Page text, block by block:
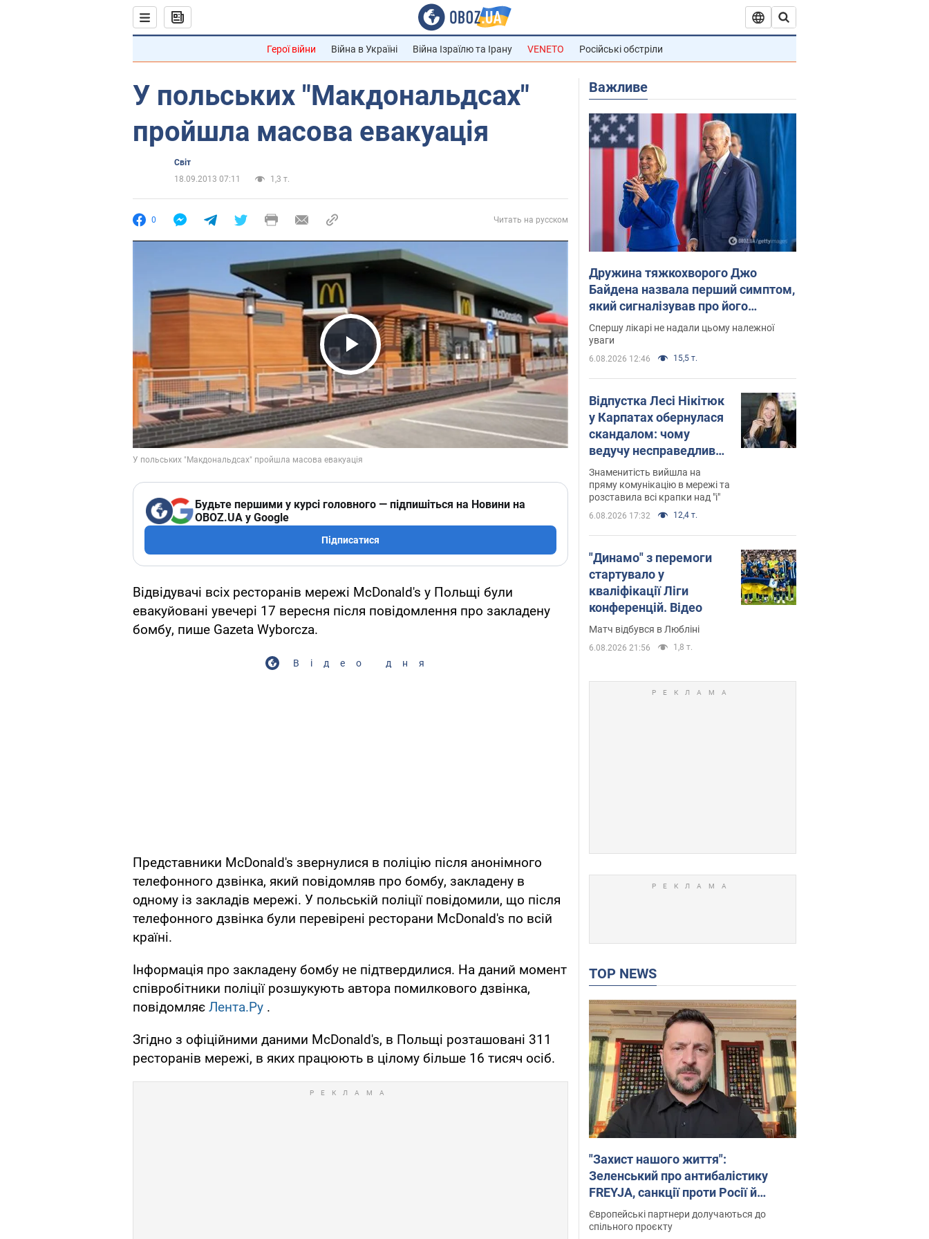
Герої війни Війна в Україні Війна Ізраїлю та Ірану VENETO Російські обстріли
У польських "Макдональдсах"
пройшла масова евакуація
Світ
18.09.2013 07:11
1,3 т.
0 Читать на русском
Play Video
Будьте першими у курсі головного — підпишіться на Новини на
OBOZ.UA у Google
Підписатися
Відвідувачі всіх ресторанів мережі McDonald's у Польщі були
евакуйовані увечері 17 вересня після повідомлення про закладену
бомбу, пише Gazeta Wyborcza.
Відео дня
Представники McDonald's звернулися в поліцію після анонімного
телефонного дзвінка, який повідомляв про бомбу, закладену в
одному із закладів мережі. У польській поліції повідомили, що після
телефонного дзвінка були перевірені ресторани McDonald's по всій
країні.
Інформація про закладену бомбу не підтвердилися. На даний момент
співробітники поліції розшукують автора помилкового дзвінка,
повідомляє Лента.Ру .
Згідно з офіційними даними McDonald's, в Польщі розташовані 311
ресторанів мережі, в яких працюють в цілому більше 16 тисяч осіб.
Важливе
Дружина тяжкохворого Джо
Байдена назвала перший симптом,
який сигналізував про його
"агресивний" рак
Спершу лікарі не надали цьому належної
уваги
6.08.2026 12:46 15,5 т.
Відпустка Лесі Нікітюк
у Карпатах обернулася
скандалом: чому
ведучу несправедливо
захейтили
Знаменитість вийшла на
пряму комунікацію в мережі та
розставила всі крапки над "і"
6.08.2026 17:32 12,4 т.
"Динамо" з перемоги
стартувало у
кваліфікації Ліги
конференцій. Відео
Матч відбувся в Любліні
6.08.2026 21:56 1,8 т.
TOP NEWS
"Захист нашого життя":
Зеленський про антибалістику
FREYJA, санкції проти Росії й
підтримку аграріїв. Відео
Європейські партнери долучаються до
спільного проєкту